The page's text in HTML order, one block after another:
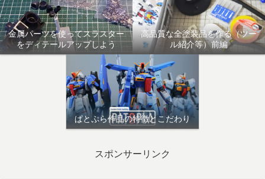
金属パーツを使ってスラスター
をディテールアップしよう
高品質な全塗装品を作る（ツー
ル紹介等）前編
ぱとぷら作品の特徴とこだわり
スポンサーリンク